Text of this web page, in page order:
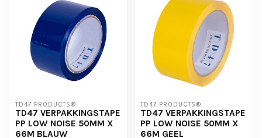
TD47 PRODUCTS®
TD47 VERPAKKINGSTAPE
PP LOW NOISE 50MM X
66M BLAUW
TD47 PRODUCTS®
TD47 VERPAKKINGSTAPE
PP LOW NOISE 50MM X
66M GEEL